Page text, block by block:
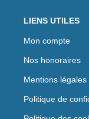
LIENS UTILES
Mon compte
Nos honoraires
Mentions légales
Politique de